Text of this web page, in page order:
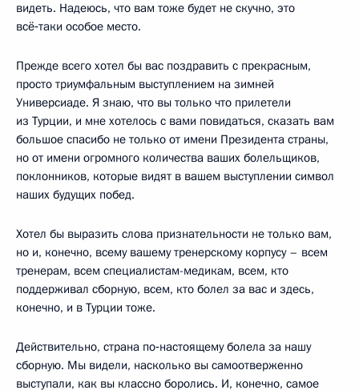
видеть. Надеюсь, что вам тоже будет не скучно, это
всё‑таки особое место.
Прежде всего хотел бы вас поздравить с прекрасным,
просто триумфальным выступлением на зимней
Универсиаде. Я знаю, что вы только что прилетели
из Турции, и мне хотелось с вами повидаться, сказать вам
большое спасибо не только от имени Президента страны,
но от имени огромного количества ваших болельщиков,
поклонников, которые видят в вашем выступлении символ
наших будущих побед.
Хотел бы выразить слова признательности не только вам,
но и, конечно, всему вашему тренерскому корпусу – всем
тренерам, всем специалистам-медикам, всем, кто
поддерживал сборную, всем, кто болел за вас и здесь,
конечно, и в Турции тоже.
Действительно, страна по‑настоящему болела за нашу
сборную. Мы видели, насколько вы самоотверженно
выступали, как вы классно боролись. И, конечно, самое